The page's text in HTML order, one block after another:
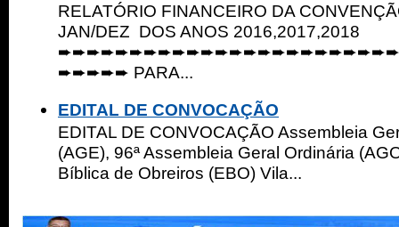
RELATÓRIO FINANCEIRO DA
JAN/DEZ DOS ANOS 2016,2017,2018
➨➨➨➨➨ PARA...
EDITAL DE CONVOCAÇÃO
EDITAL DE CONVOCAÇÃO Assembleia
(AGE), 96ª Assembleia Geral Ordinária
Bíblica de Obreiros (EBO) Vila...